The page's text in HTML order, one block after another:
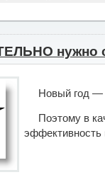
нужно
Новый год —
Поэтому в